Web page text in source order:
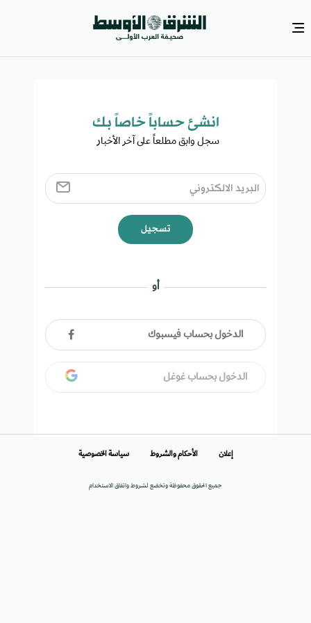
انشئ حساباً خاصاً بك​
سجل وابق مطلعاً على آخر الأخبار ​
تسجيل
أو
الدخول بحساب فيسبوك
الدخول بحساب غوغل
جميع الحقوق محفوظة وتخضع لشروط واتفاق الاستخدام
إعلان الأحكام والشروط سياسة الخصوصية